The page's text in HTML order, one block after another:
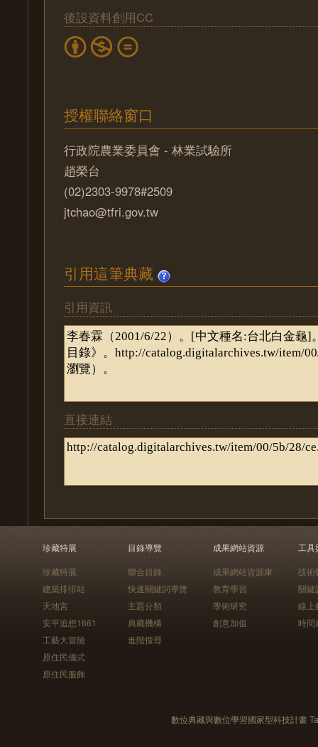
後設資料創用CC
授權聯絡窗口
行政院農業委員會 - 林業試驗所
趙榮台
(02)2303-9978#2509
jtchao@tfri.gov.tw
引用這筆典藏
引用資訊
直接連結
珍藏特展
珍藏特展
建築排排站
天地宮
安平追想1661
工藝大冒險
原住民儀式
原住民服飾
目錄導覽
聯合目錄
快速關鍵詞導覽
主題分類
典藏機構
進階搜尋
成果網站資源
成果網站資源庫
教育學習
學術研究
創意加值
工具
技術
關鍵
線上
時間
數位典藏與數位學習國家型科技計畫